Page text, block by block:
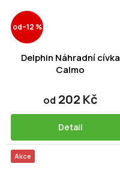
od–12 %
Delphin Náhradní cívka
Calmo
od 202 Kč
Detail
Akce